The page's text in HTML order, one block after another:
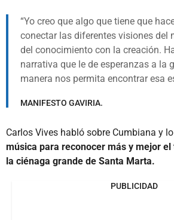
Yo creo que algo que tiene que
conectar las diferentes visiones del
del conocimiento con la creación.
narrativa que le de esperanzas a la
manera nos permita encontrar esa
MANIFESTO GAVIRIA.
Carlos Vives habló sobre Cumbiana y
música para reconocer más y mejor
la ciénaga grande de Santa Marta.
PUBLICIDAD